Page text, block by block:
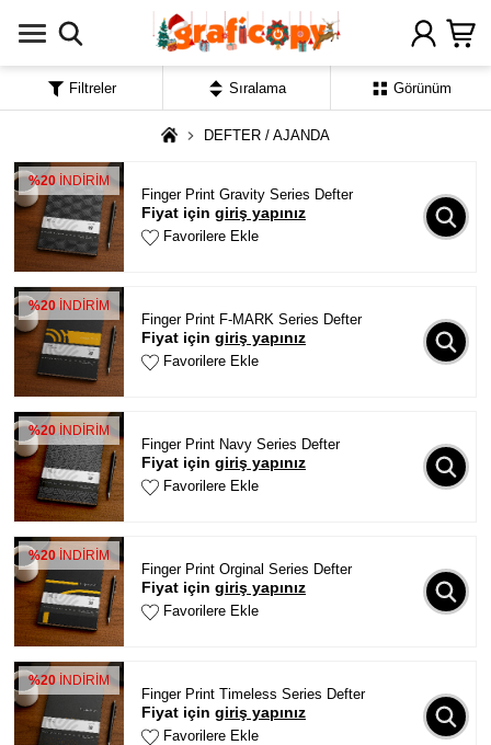
DEFTER / AJANDA
%20İNDİRİM
Finger Print Gravity Series Defter
Fiyat için giriş yapınız
Favorilere Ekle
%20İNDİRİM
Finger Print F-MARK Series Defter
Fiyat için giriş yapınız
Favorilere Ekle
%20İNDİRİM
Finger Print Navy Series Defter
Fiyat için giriş yapınız
Favorilere Ekle
%20İNDİRİM
Finger Print Orginal Series Defter
Fiyat için giriş yapınız
Favorilere Ekle
%20İNDİRİM
Finger Print Timeless Series Defter
Fiyat için giriş yapınız
Favorilere Ekle
Filtreler Sıralama Görünüm